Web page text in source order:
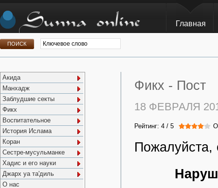
Главная
Акида
Манхадж
Заблудшие секты
Фикх
Воспитательное
История Ислама
Коран
Сестре-мусульманке
Хадис и его науки
Джарх уа та'диль
О нас
Фикх - Пост
18 ФЕВРАЛЯ
Рейтинг: 4 / 5
Пожалуйста,